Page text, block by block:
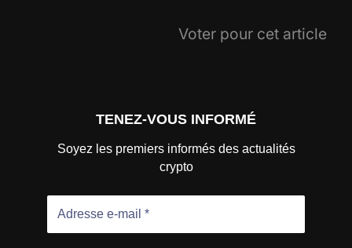
Voter pour cet article
TENEZ-VOUS INFORMÉ
Soyez les premiers informés des actualités
crypto